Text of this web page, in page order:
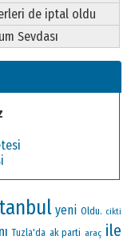
de iptal oldu
Sevdası
yeni Oldu. cikti
Tuzla'da ak parti araç ile